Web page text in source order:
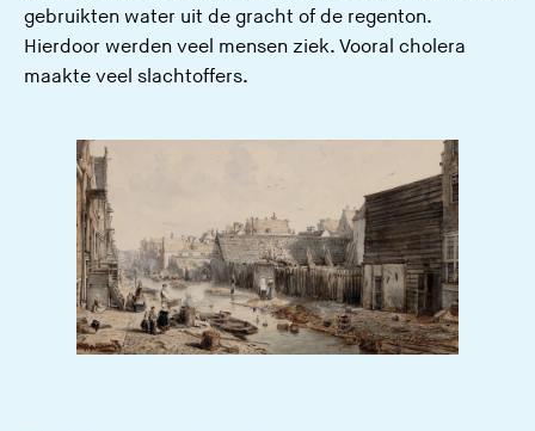
gebruikten water uit de gracht of de regenton.
Hierdoor werden veel mensen ziek. Vooral cholera
maakte veel slachtoffers.